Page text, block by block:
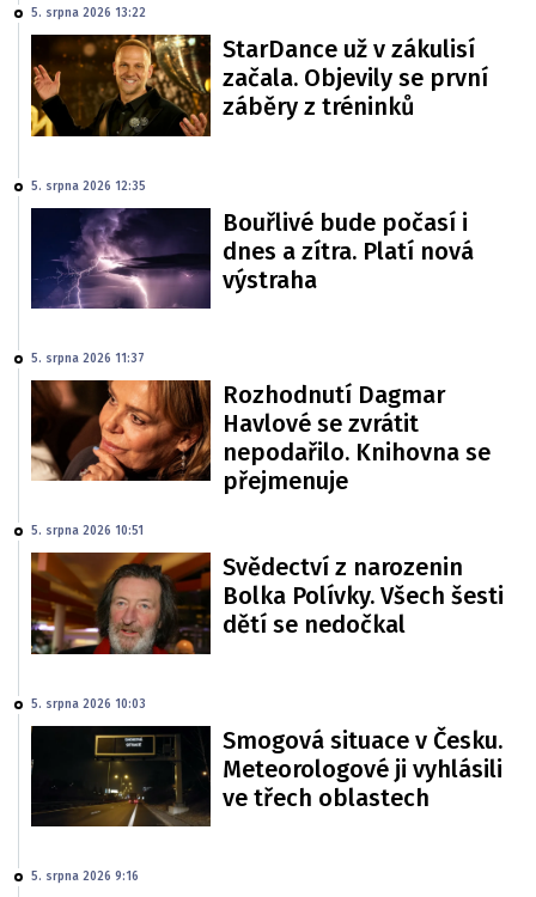
5. srpna 2026 13:22
StarDance už v zákulisí
začala. Objevily se první
záběry z tréninků
5. srpna 2026 12:35
Bouřlivé bude počasí i
dnes a zítra. Platí nová
výstraha
5. srpna 2026 11:37
Rozhodnutí Dagmar
Havlové se zvrátit
nepodařilo. Knihovna se
přejmenuje
5. srpna 2026 10:51
Svědectví z narozenin
Bolka Polívky. Všech šesti
dětí se nedočkal
5. srpna 2026 10:03
Smogová situace v Česku.
Meteorologové ji vyhlásili
ve třech oblastech
5. srpna 2026 9:16